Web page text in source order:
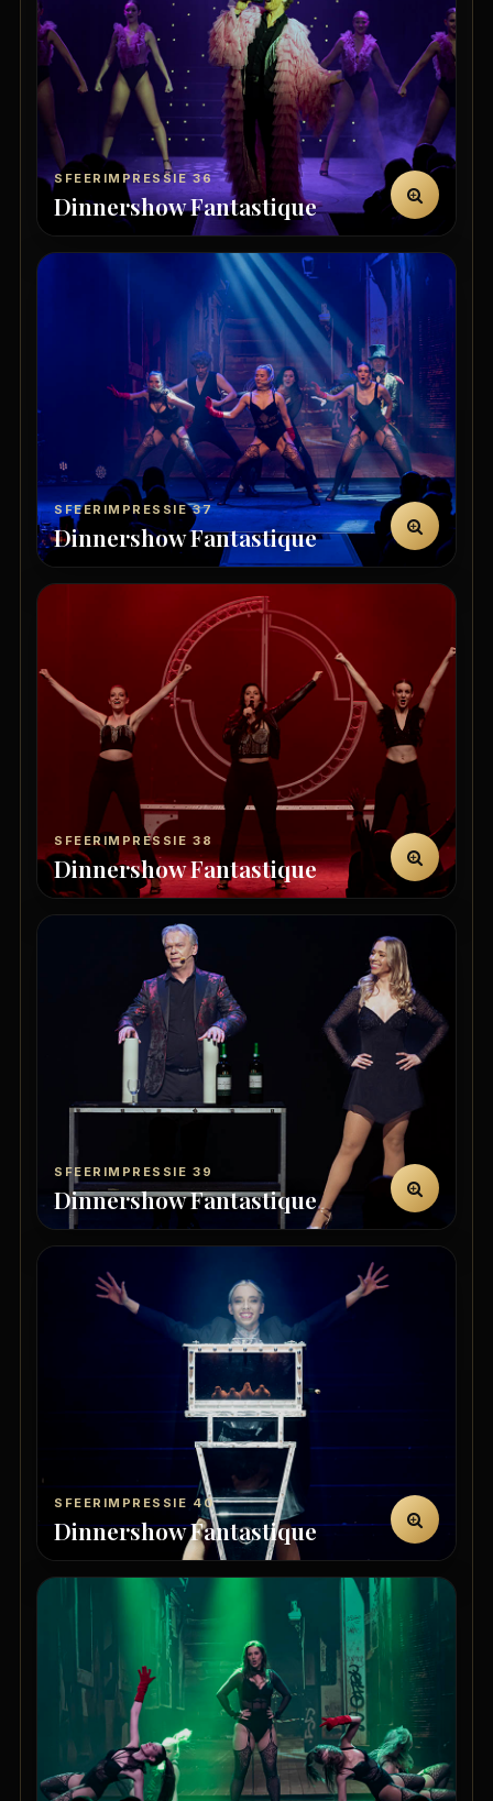
SFEERIMPRESSIE 36
Dinnershow Fantastique
SFEERIMPRESSIE 37
Dinnershow Fantastique
SFEERIMPRESSIE 38
Dinnershow Fantastique
SFEERIMPRESSIE 39
Dinnershow Fantastique
SFEERIMPRESSIE 40
Dinnershow Fantastique